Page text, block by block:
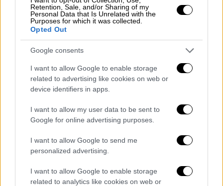
Retention, Sale, and/or Sharing of my
Personal Data that Is Unrelated with the
Purposes for which it was collected.
Opted Out
Google consents
I want to allow Google to enable storage
related to advertising like cookies on web or
device identifiers in apps.
I want to allow my user data to be sent to
Google for online advertising purposes.
I want to allow Google to send me
personalized advertising.
I want to allow Google to enable storage
related to analytics like cookies on web or
γάτα βρεθεί μπροστά τους. Τελευταία, το
σημείο δράσης του είναι ο Βύρωνας.
«Κάνει ακριβώς το ίδιο πράγμα, πλησιάζει
σιγά - σιγά, προσπαθεί να πλησιάσει τη γάτα
όσο μπορεί, πουσάρει τον σκύλο, τον αφήνει
ελεύθερο, ορμάει ο σκύλος, την ξεκοιλιάζει.
Μετά τις πήρε και στις δύο περιπτώσεις,
μία σακούλα καιτις πέταξε στα
σκουπίδια
και μετά έφυγε».
Μάλιστα, την περασμένη Κυριακή ο σκύλος
ενώ δίπλα ακριβώς γινότανπαιδικό πάρτι